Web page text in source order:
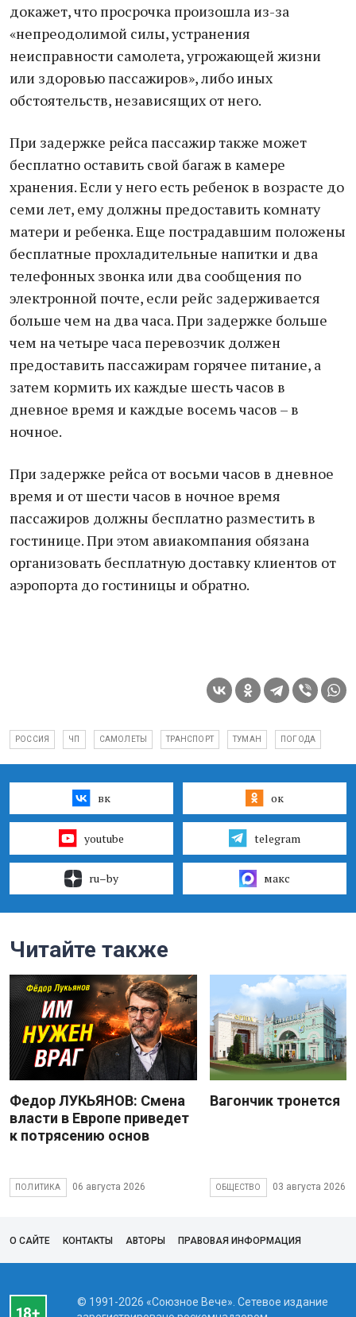
докажет, что просрочка произошла из-за
«непреодолимой силы, устранения
неисправности самолета, угрожающей жизни
или здоровью пассажиров», либо иных
обстоятельств, независящих от него.
При задержке рейса пассажир также может
бесплатно оставить свой багаж в камере
хранения. Если у него есть ребенок в возрасте до
семи лет, ему должны предоставить комнату
матери и ребенка. Еще пострадавшим положены
бесплатные прохладительные напитки и два
телефонных звонка или два сообщения по
электронной почте, если рейс задерживается
больше чем на два часа. При задержке больше
чем на четыре часа перевозчик должен
предоставить пассажирам горячее питание, а
затем кормить их каждые шесть часов в
дневное время и каждые восемь часов – в
ночное.
При задержке рейса от восьми часов в дневное
время и от шести часов в ночное время
пассажиров должны бесплатно разместить в
гостинице. При этом авиакомпания обязана
организовать бесплатную доставку клиентов от
аэропорта до гостиницы и обратно.
РОССИЯ ЧП САМОЛЕТЫ ТРАНСПОРТ ТУМАН ПОГОДА
вк ок
youtube telegram
ru–by макс
Читайте также
Федор ЛУКЬЯНОВ: Смена
власти в Европе приведет
к потрясению основ
ПОЛИТИКА 06 августа 2026
Вагончик тронется
ОБЩЕСТВО 03 августа 2026
О САЙТЕ КОНТАКТЫ АВТОРЫ ПРАВОВАЯ ИНФОРМАЦИЯ
© 1991-2026 «Союзное Вече». Сетевое издание